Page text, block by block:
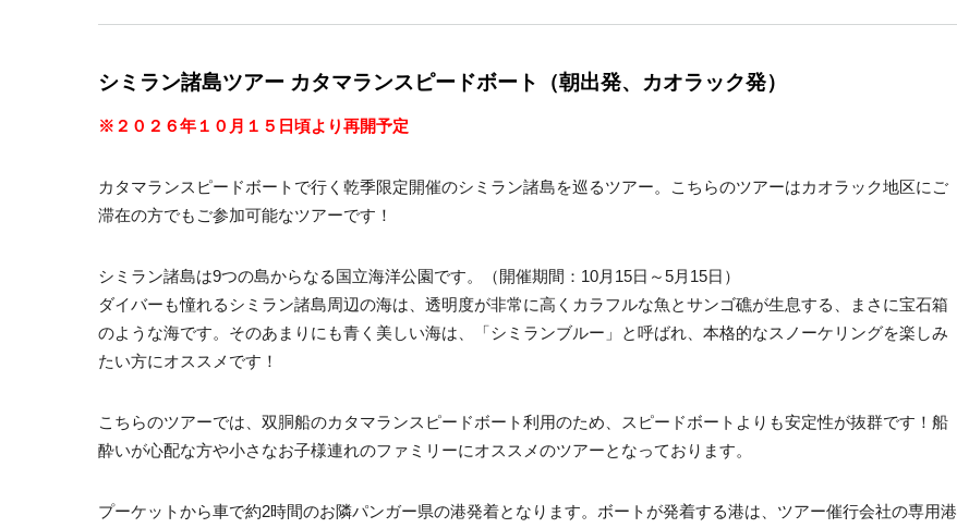
シミラン諸島ツアー カタマランスピードボート（朝出発、カオラック発）
※ ２０２６年１０ 月１５日頃より再開予定
カタマランスピードボートで行く乾季限定開催のシミラン諸島を巡るツアー。こちらのツアーはカオラック地区にご
滞在の方でもご参加可能なツアーです！
シミラン諸島は9つの島からなる国立海洋公園です。（開催期間：10月15日～5月15日）
ダイバーも憧れるシミラン諸島周辺の海は、透明度が非常に高くカラフルな魚とサンゴ礁が生息する、まさに宝石箱
のような海です。そのあまりにも青く美しい海は、「シミランブルー」と呼ばれ、本格的なスノーケリングを楽しみ
たい方にオススメです！
こちらのツアーでは、双胴船のカタマランスピードボート利用のため、スピードボートよりも安定性が抜群です！船
酔いが心配な方や小さなお子様連れのファミリーにオススメのツアーとなっております。
プーケットから車で約2時間のお隣パンガー県の港発着となります。ボートが発着する港は、ツアー催行会社の専用港